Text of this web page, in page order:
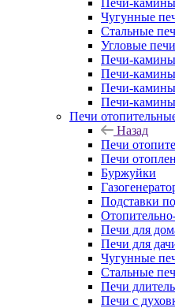
Печи-
Чугунные
Стальные
Угловые
Печи-
Печи-камины
Печи-
Печи-камины
Печи
Назад
Печи
Печи
Буржуйки
Подставки
Печи для
Печи для
Чугунные
Стальные
Печи
Печи с